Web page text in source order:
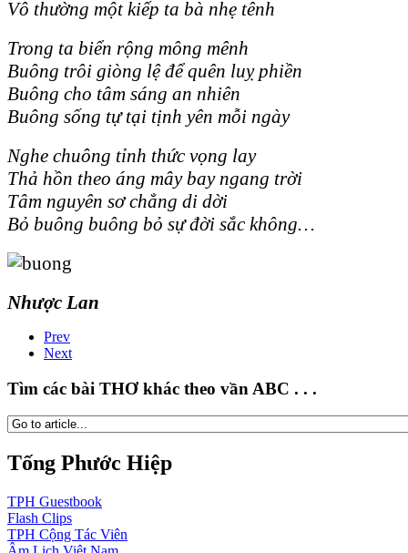
Vô thường một kiếp ta bà nhẹ tênh
Trong ta biển rộng mông mênh
Buông trôi giòng lệ để quên luỵ phiền
Buông cho tâm sáng an nhiên
Buông sống tự tại tịnh yên mỗi ngày
Nghe chuông tỉnh thức vọng lay
Thả hồn theo áng mây bay ngang trời
Tâm nguyên sơ chẳng di dời
Bỏ buông buông bỏ sự đời sắc không…
Nhược Lan
Prev
Next
Tìm các bài THƠ khác theo vần ABC . . .
Tống Phước Hiệp
TPH Guestbook
Flash Clips
TPH Cộng Tác Viên